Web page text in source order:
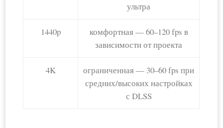
ультра
1440p
комфортная — 60–120 fps в
зависимости от проекта
4K
ограниченная — 30–60 fps при
средних/высоких настройках
с DLSS